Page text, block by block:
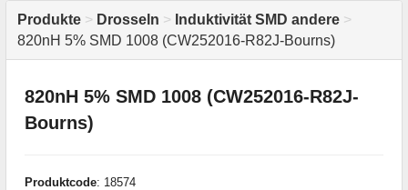
Produkte > Drosseln > Induktivität SMD andere >
820nH 5% SMD 1008 (CW252016-R82J-Bourns)
820nH 5% SMD 1008 (CW252016-R82J-
Bourns)
Produktcode: 18574